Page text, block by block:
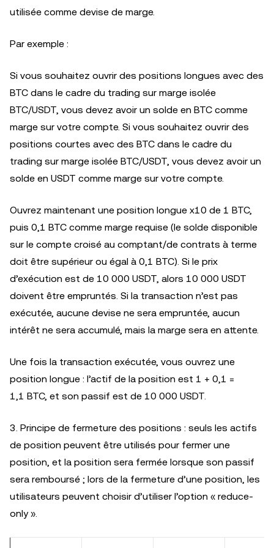
utilisée comme devise de marge.
Par exemple :
Si vous souhaitez ouvrir des positions longues avec des
BTC dans le cadre du trading sur marge isolée
BTC/USDT, vous devez avoir un solde en BTC comme
marge sur votre compte. Si vous souhaitez ouvrir des
positions courtes avec des BTC dans le cadre du
trading sur marge isolée BTC/USDT, vous devez avoir un
solde en USDT comme marge sur votre compte.
Ouvrez maintenant une position longue x10 de 1 BTC,
puis 0,1 BTC comme marge requise (le solde disponible
sur le compte croisé au comptant/de contrats à terme
doit être supérieur ou égal à 0,1 BTC). Si le prix
d’exécution est de 10 000 USDT, alors 10 000 USDT
doivent être empruntés. Si la transaction n’est pas
exécutée, aucune devise ne sera empruntée, aucun
intérêt ne sera accumulé, mais la marge sera en attente.
Une fois la transaction exécutée, vous ouvrez une
position longue : l’actif de la position est 1 + 0,1 =
1,1 BTC, et son passif est de 10 000 USDT.
3. Principe de fermeture des positions : seuls les actifs
de position peuvent être utilisés pour fermer une
position, et la position sera fermée lorsque son passif
sera remboursé ; lors de la fermeture d’une position, les
utilisateurs peuvent choisir d’utiliser l’option « reduce-
only ».